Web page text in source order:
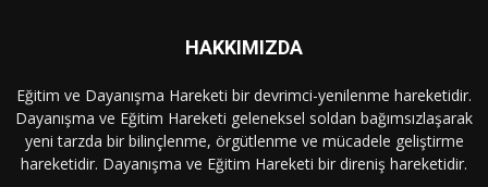
HAKKIMIZDA
Eğitim ve Dayanışma Hareketi bir devrimci-yenilenme hareketidir.
Dayanışma ve Eğitim Hareketi geleneksel soldan bağımsızlaşarak
yeni tarzda bir bilinçlenme, örgütlenme ve mücadele geliştirme
hareketidir. Dayanışma ve Eğitim Hareketi bir direniş hareketidir.